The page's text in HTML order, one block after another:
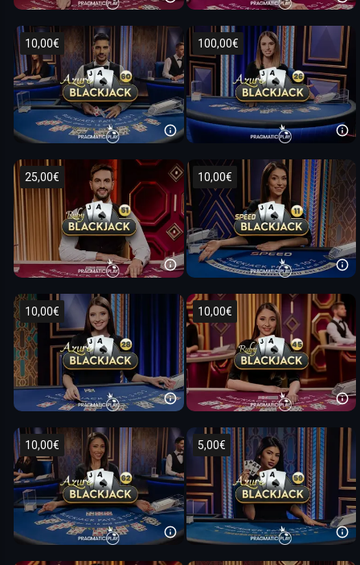
10,00€ 100,00€
25,00€ 10,00€
10,00€ 10,00€
10,00€ 5,00€